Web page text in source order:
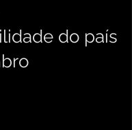
do país